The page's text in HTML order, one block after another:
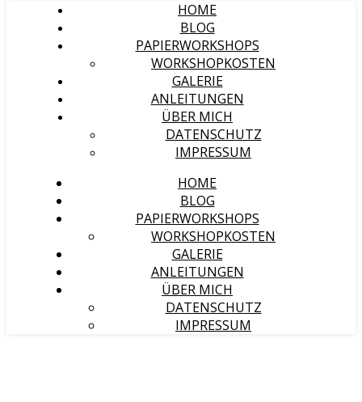
HOME
BLOG
PAPIERWORKSHOPS
WORKSHOPKOSTEN
GALERIE
ANLEITUNGEN
ÜBER MICH
DATENSCHUTZ
IMPRESSUM
HOME
BLOG
PAPIERWORKSHOPS
WORKSHOPKOSTEN
GALERIE
ANLEITUNGEN
ÜBER MICH
DATENSCHUTZ
IMPRESSUM